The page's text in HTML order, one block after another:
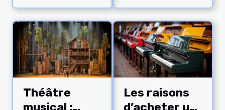
Théâtre
musical :
Les raisons
d’acheter un